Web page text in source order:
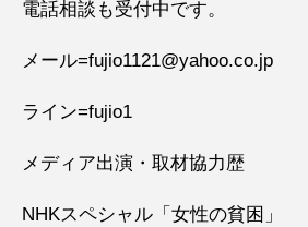
電話相談も受付中です。
メール=fujio1121@yahoo.co.jp
ライン=fujio1
メディア出演・取材協力歴
NHKスペシャル「女性の貧困」